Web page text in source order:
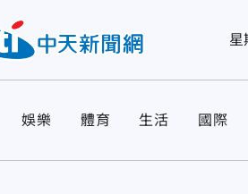
星
娛樂 體育 生活 國際